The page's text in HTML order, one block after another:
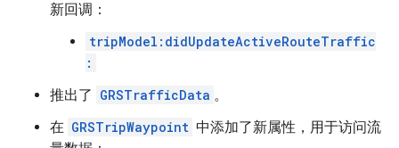
新回调：
tripModel:didUpdateActiveRouteTraffic
:
推出了 GRSTrafficData 。
在 GRSTripWaypoint 中添加了新属性，用于访问流